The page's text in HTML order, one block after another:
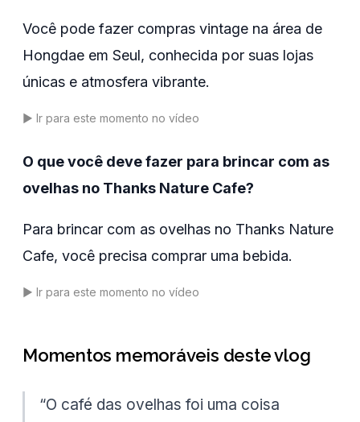
Você pode fazer compras vintage na área de
Hongdae em Seul, conhecida por suas lojas
únicas e atmosfera vibrante.
▶️ Ir para este momento no vídeo
O que você deve fazer para brincar com as
ovelhas no Thanks Nature Cafe?
Para brincar com as ovelhas no Thanks Nature
Cafe, você precisa comprar uma bebida.
▶️ Ir para este momento no vídeo
Momentos memoráveis deste vlog
“O café das ovelhas foi uma coisa